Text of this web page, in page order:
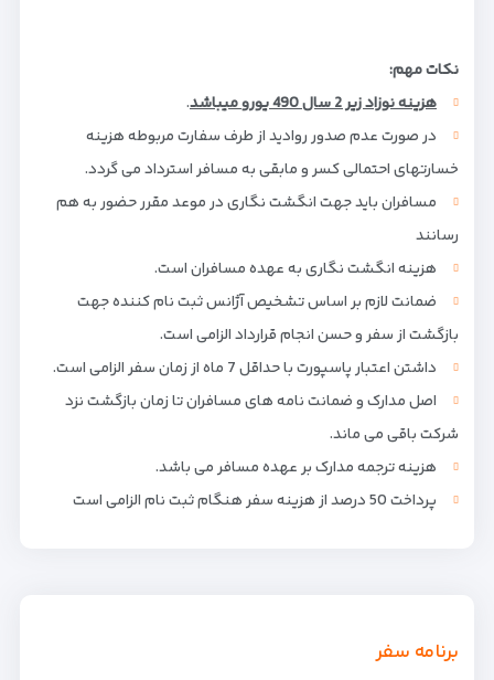
نکات مهم:
هزینه نوزاد زیر 2 سال 490 یورو می­باشد
.
در صورت عدم صدور روادید از طرف سفارت مربوطه هزینه
خسارتهای احتمالی کسر و مابقی به مسافر استرداد می گردد.
مسافران باید جهت انگشت نگاری در موعد مقرر حضور به هم
رسانند
هزینه انگشت نگاری به عهده مسافران است.
ضمانت لازم بر اساس تشخیص آژانس ثبت نام کننده جهت
بازگشت از سفر و حسن انجام قرارداد الزامی است.
داشتن اعتبار پاسپورت با حداقل 7 ماه از زمان سفر الزامی است.
اصل مدارک و ضمانت نامه های مسافران تا زمان بازگشت نزد
شرکت باقی می ماند.
هزینه ترجمه مدارک بر عهده مسافر می باشد.
پرداخت 50 درصد از هزینه سفر هنگام ثبت نام الزامی است
برنامه سفر